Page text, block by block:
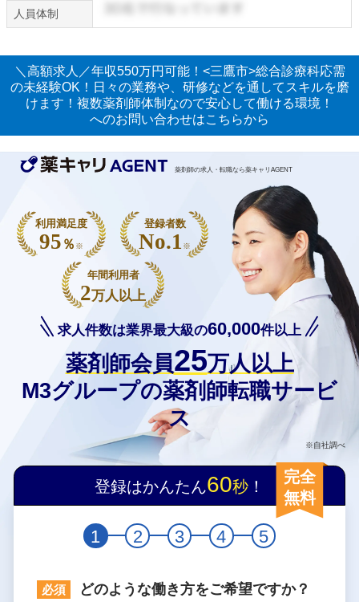
人員体制
＼高額求人／年収550万円可能！<三鷹市>総合診療科応需
の未経験OK！日々の業務や、研修などを通してスキルを磨
けます！複数薬剤師体制なので安心して働ける環境！
へのお問い合わせはこちらから
薬剤師の求人・転職なら薬キャリAGENT
求人件数は業界最大級の60,000件以上
薬剤師会員25万人以上
M3グループの薬剤師転職サービ
ス
※自社調べ
利用満足度
95 ％ ※
登録者数
No.1 ※
年間利用者
2万人以上
登録はかんたん60秒 ！
完全
無料
1 2 3 4 5
どのような働き方をご希望ですか？